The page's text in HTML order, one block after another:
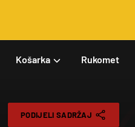
Košarka Rukomet
PODIJELI SADRŽAJ